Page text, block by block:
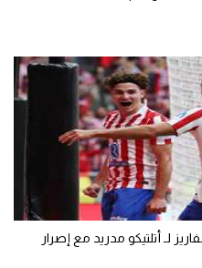
لـ أتلتيكو مدريد مع إصرار